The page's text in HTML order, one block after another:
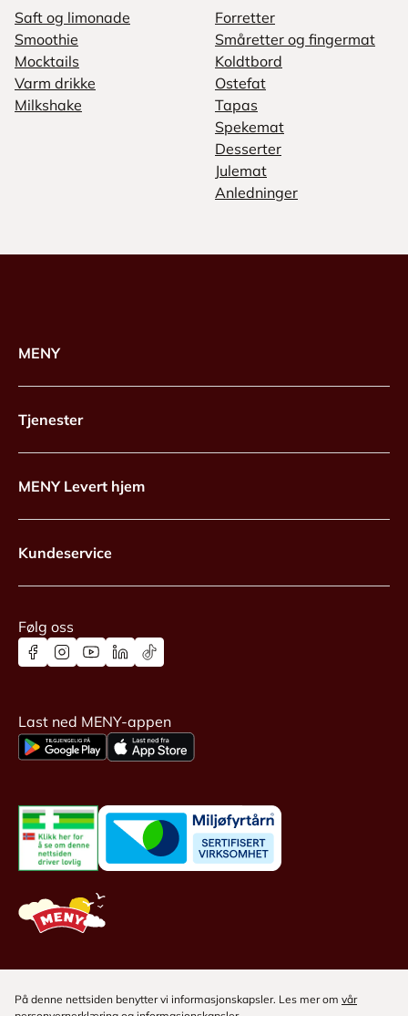
Saft og limonade
Smoothie
Mocktails
Varm drikke
Milkshake
Forretter
Småretter og fingermat
Koldtbord
Ostefat
Tapas
Spekemat
Desserter
Julemat
Anledninger
MENY
Tjenester
MENY Levert hjem
Kundeservice
Følg oss
Last ned MENY-appen
På denne nettsiden benytter vi informasjonskapsler. Les mer om vår